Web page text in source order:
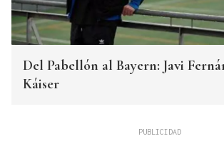
Del Pabellón al Bayern: Javi
Káiser